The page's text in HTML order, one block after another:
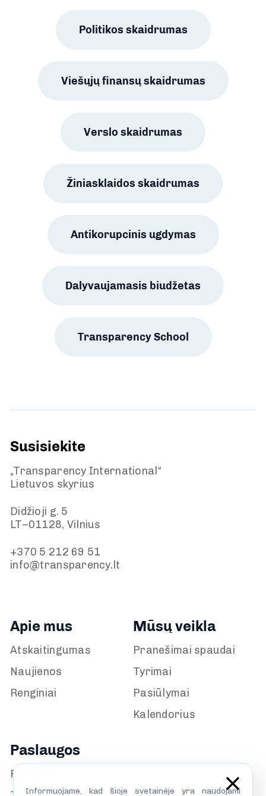
Politikos skaidrumas
Viešųjų finansų skaidrumas
Verslo skaidrumas
Žiniasklaidos skaidrumas
Antikorupcinis ugdymas
Dalyvaujamasis biudžetas
Transparency School
Susisiekite
„Transparency International“
Lietuvos skyrius
Didžioji g. 5
LT–01128, Vilnius
+370 5 212 69 51
info@transparency.lt
Apie mus
Atskaitingumas
Naujienos
Renginiai
Mūsų veikla
Pranešimai spaudai
Tyrimai
Pasiūlymai
Kalendorius
Paslaugos
Prisijunk
Informuojame, kad šioje svetainėje yra naudojami